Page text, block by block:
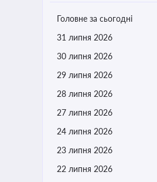
Головне за сьогодні
31 липня 2026
30 липня 2026
29 липня 2026
28 липня 2026
27 липня 2026
24 липня 2026
23 липня 2026
22 липня 2026